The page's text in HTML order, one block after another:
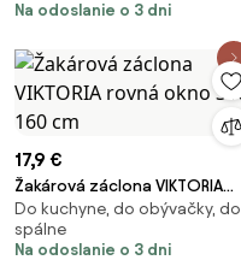
Na odoslanie o 3 dni
17,9 €
Žakárová záclona VIKTORIA
rovná okno 310 x 160 cm
Do kuchyne, do obývačky, do
spálne
Na odoslanie o 3 dni